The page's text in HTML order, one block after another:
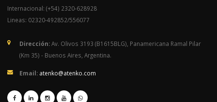
Internacional: (+54) 2320-628928
Lineas: 02320-492852/556077
Dirección:Av. Olivos 3193 (B1615BLG), Panamericana Ramal Pilar
(Km 35) - Buenos Aires, Argentina.
Email: atenko@atenko.com